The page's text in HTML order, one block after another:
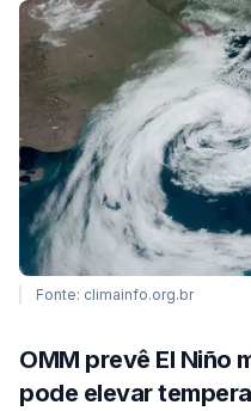
Fonte: climainfo.org.br
OMM prevê El Niño
pode elevar